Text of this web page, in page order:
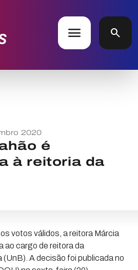
menu search
2020
é
à reitoria da
votos válidos, a reitora Márcia
ao cargo de reitora da
(UnB). A decisão foi publicada no